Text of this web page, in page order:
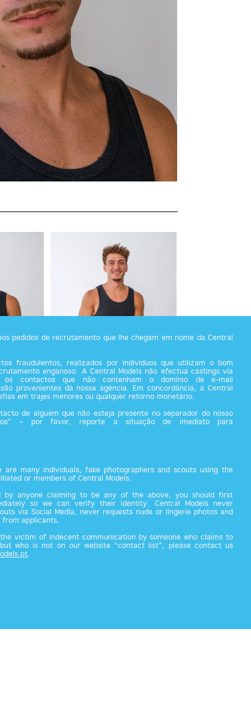
pedidos de recrutamento que lhe chegam em nome da Central
fraudulentos, realizados por indivíduos que utilizam o bom
enganoso. A Central Models não efectua castings via
contactos que não contenham o domínio de e-mail
provenientes da nossa agência. Em concordância, a Central
em trajes menores ou qualquer retorno monetário.
de alguém que não esteja presente no separador do nosso
– por favor, reporte a situação de imediato para
are many individuals, fake photographers and scouts using the
or members of Central Models.
by anyone claiming to be any of the above, you should first
so we can verify their identity. Central Models never
via Social Media, never requests nude or lingerie photos and
from applicants.
victim of indecent communication by someone who claims to
who is not on our website “contact list”, please contact us
.